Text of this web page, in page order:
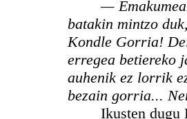
—
batakin mintzo
Kondle Gorria!
erregea betiereko
auhenik ez lorrik
bezain gorria...
Ikusten dugu